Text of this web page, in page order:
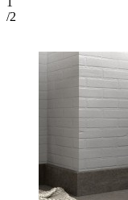
/2